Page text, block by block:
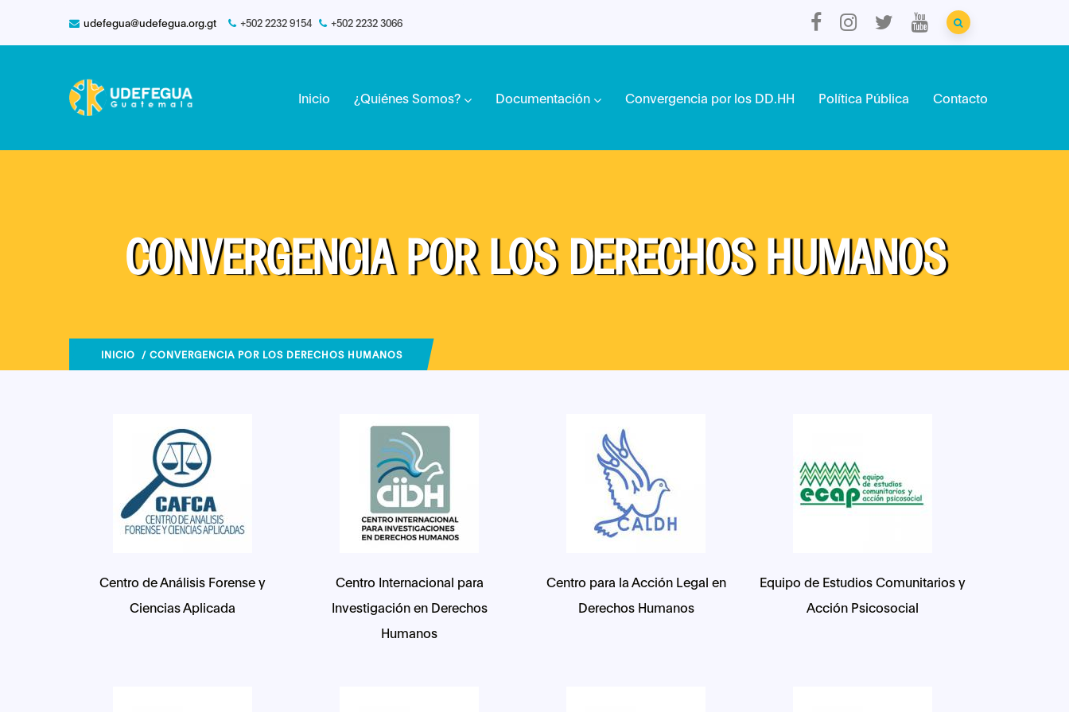
udefegua@udefegua.org.gt +502 2232 9154 +502 2232 3066
Inicio ¿Quiénes Somos? Documentación Convergencia por los DD.HH Política Pública Contacto
CONVERGENCIA POR LOS DERECHOS HUMANOS
INICIO / CONVERGENCIA POR LOS DERECHOS HUMANOS
Centro de Análisis Forense y
Ciencias Aplicada
Centro Internacional para
Investigación en Derechos
Humanos
Centro para la Acción Legal en
Derechos Humanos
Equipo de Estudios Comunitarios y
Acción Psicosocial